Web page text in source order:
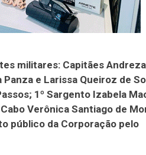
militares: Capitães
Panza e Larissa Queiroz de
1º Sargento Izabela
Verônica Santiago de
público da Corporação pelo